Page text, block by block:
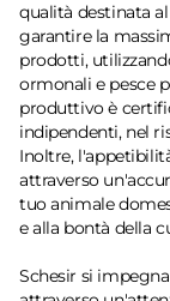
qualità destinata
garantire la
prodotti,
ormonali e pesce
produttivo è
indipendenti, nel
Inoltre,
attraverso
tuo animale
e alla bontà della
Schesir si